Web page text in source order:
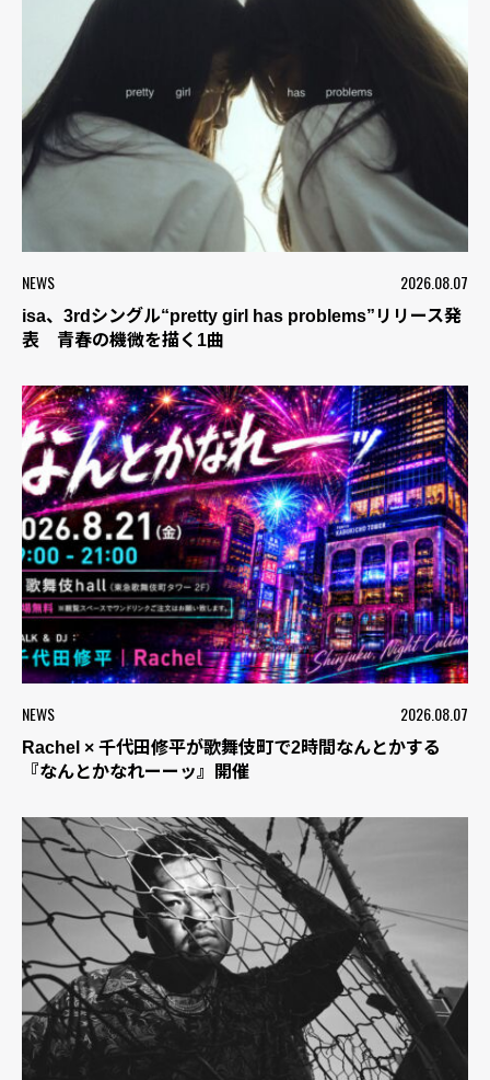
NEWS 2026.08.07
isa、3rdシングル“pretty girl has problems”リリース発
表 青春の機微を描く1曲
NEWS 2026.08.07
Rachel × 千代田修平が歌舞伎町で2時間なんとかする
『なんとかなれーーッ』開催